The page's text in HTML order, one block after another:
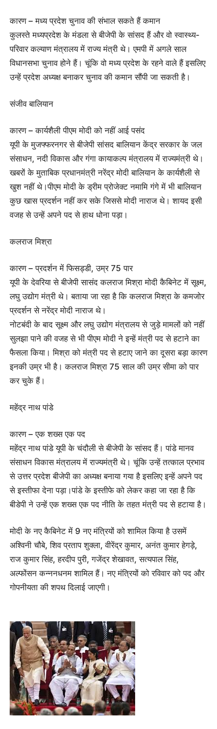
कारण – मध्य प्रदेश चुनाव की संभाल सकते हैं कमान
कुलस्ते मध्यप्रदेश के मंडला से बीजेपी के सांसद हैं और वो स्वास्थ्य-
परिवार कल्याण मंत्रालय में राज्य मंत्री थे। एमपी में अगले साल
विधानसभा चुनाव होने हैं। चूंकि वो मध्य प्रदेश के रहने वाले हैं इसलिए
उन्हें प्रदेश अध्यक्ष बनाकर चुनाव की कमान सौंपी जा सकती है।
संजीव बालियान
कारण – कार्यशैली पीएम मोदी को नहीं आई पसंद
यूपी के मुजफ्फरनगर से बीजेपी सांसद बालियान केंद्र सरकार के जल
संसाधन, नदी विकास और गंगा कायाकल्प मंत्रालय में राज्यमंत्री थे।
खबरों के मुताबिक प्रधानमंत्री नरेंद्र मोदी बालियान के कार्यशैली से
खुश नहीं थे।पीएम मोदी के ड्रीम प्रोजेक्ट नमामि गंगे में भी बालियान
कुछ खास प्रदर्शन नहीं कर सके जिससे मोदी नाराज थे। शायद इसी
वजह से उन्हें अपने पद से हाथ धोना पड़ा।
कलराज मिश्रा
कारण – प्रदर्शन में फिसड्डी, उम्र 75 पार
यूपी के देवरिया से बीजेपी सासंद कलराज मिश्रा मोदी कैबिनेट में सूक्ष्म,
लघु उद्योग मंत्री थे। बताया जा रहा है कि कलराज मिश्रा के कमजोर
प्रदर्शन से नरेंद्र मोदी नाराज थे।
नोटबंदी के बाद सूक्ष्म और लघु उद्योग मंत्रालय से जुड़े मामलों को नहीं
सुलझा पाने की वजह से भी पीएम मोदी ने इन्हें मंत्री पद से हटाने का
फैसला किया। मिश्रा को मंत्री पद से हटाए जाने का दूसरा बड़ा कारण
इनकी उम्र भी है। कलराज मिश्रा 75 साल की उम्र सीमा को पार
कर चुके हैं।
महेंद्र नाथ पांडे
कारण – एक शख्स एक पद
महेंद्र नाथ पांडे यूपी के चंदौली से बीजेपी के सांसद हैं। पांडे मानव
संसाधन विकास मंत्रालय में राज्यमंत्री थे। चूंकि उन्हें तत्काल प्रभाव
से उत्तर प्रदेश बीजेपी का अध्यक्ष बनाया गया है इसलिए इन्हें अपने पद
से इस्तीफा देना पड़ा।पांडे के इस्तीफे को लेकर कहा जा रहा है कि
बीडेपी ने उन्हें एक शख्स एक पद नीति के तहत मंत्री पद से हटाया है।
मोदी के नए कैबिनेट में 9 नए मंत्रियों को शामिल किया है उसमें
अश्विनी चौबे, शिव प्रताप शुक्ला, वीरेंद्र कुमार, अनंत कुमार हेगड़े,
राज कुमार सिंह, हरदीप पुरी, गजेंद्र शेखावत, सत्यपाल सिंह,
अल्फोंसन कन्ननधनम शामिल हैं। नए मंत्रियों को रविवार को पद और
गोपनीयता की शपथ दिलाई जाएगी।